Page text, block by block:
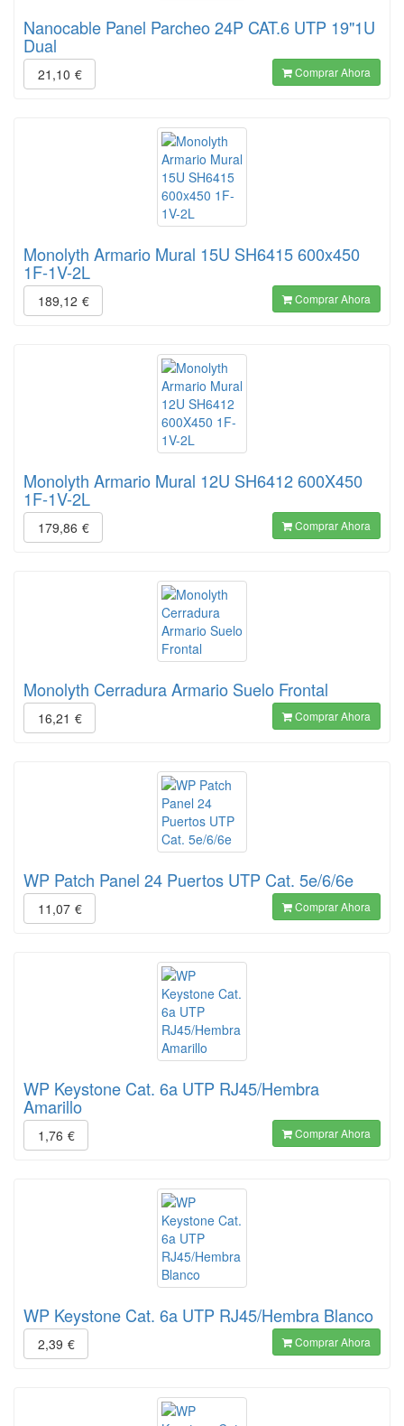
Nanocable Panel Parcheo 24P CAT.6 UTP 19"1U
Dual
21,10 € Comprar Ahora
Monolyth Armario Mural 15U SH6415 600x450
1F-1V-2L
189,12 € Comprar Ahora
Monolyth Armario Mural 12U SH6412 600X450
1F-1V-2L
179,86 € Comprar Ahora
Monolyth Cerradura Armario Suelo Frontal
16,21 € Comprar Ahora
WP Patch Panel 24 Puertos UTP Cat. 5e/6/6e
11,07 € Comprar Ahora
WP Keystone Cat. 6a UTP RJ45/Hembra
Amarillo
1,76 € Comprar Ahora
WP Keystone Cat. 6a UTP RJ45/Hembra Blanco
2,39 € Comprar Ahora